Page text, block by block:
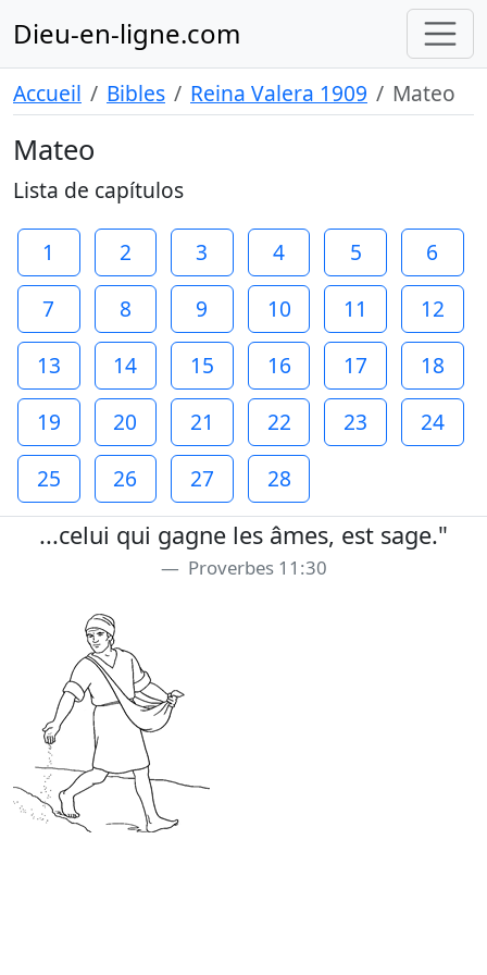
Dieu-en-ligne.com
Accueil Bibles Reina Valera 1909 Mateo
Mateo
Lista de capítulos
1 2 3 4 5
6
7
8 9 10 11
12
13
14 15 16 17
18
19
20 21 22 23
24
25
26 27 28
...celui qui gagne les âmes, est sage."
Proverbes 11:30